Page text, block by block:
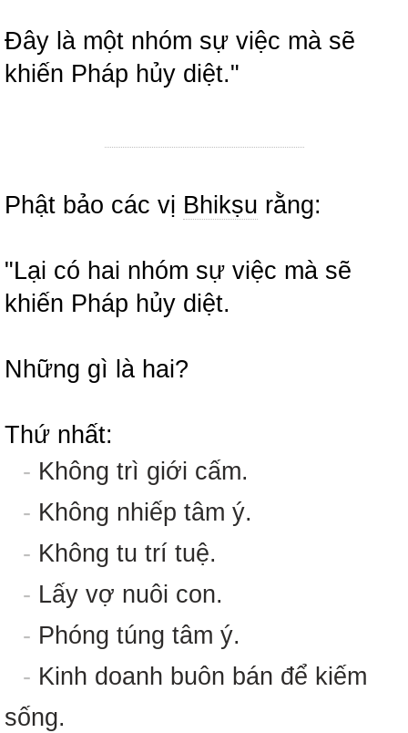
Đây là một nhóm sự việc mà sẽ
khiến Pháp hủy diệt."
Phật bảo các vị Bhikṣu rằng:
"Lại có hai nhóm sự việc mà sẽ
khiến Pháp hủy diệt.
Những gì là hai?
Thứ nhất:
- Không trì giới cấm.
- Không nhiếp tâm ý.
- Không tu trí tuệ.
- Lấy vợ nuôi con.
- Phóng túng tâm ý.
- Kinh doanh buôn bán để kiếm
sống.